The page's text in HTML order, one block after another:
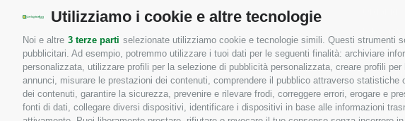
Utilizziamo i cookie e altre tecnologie
Noi e altre 3 terze parti selezionate utilizziamo cookie e tecnologie simili. Questi strumenti
pubblicitari. Ad esempio, potremmo utilizzare i tuoi dati per le seguenti finalità: archiviare
personalizzata, utilizzare profili per la selezione di pubblicità personalizzata, creare profili
annunci, misurare le prestazioni dei contenuti, comprendere il pubblico attraverso
dei contenuti, garantire la sicurezza, prevenire e rilevare frodi, correggere errori, erogare e
fonti di dati, collegare diversi dispositivi, identificare i dispositivi in base alle informazioni
Mappa del sito/Privacy Policy /Cookie Policy
Uffici
Le Sedi